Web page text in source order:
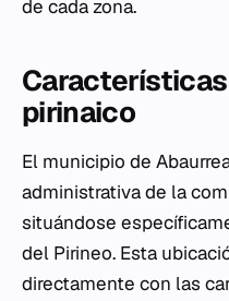
de cada zona.
pirinaico
El municipio de
administrativa de la
situándose
del Pirineo. Esta
directamente con las